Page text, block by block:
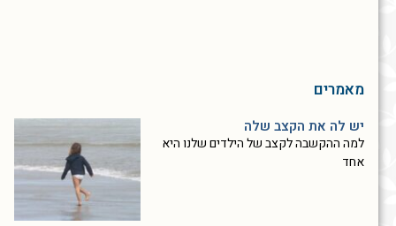
מאמרים
יש לה את הקצב שלה
למה ההקשבה לקצב של הילדים שלנו היא
אחד